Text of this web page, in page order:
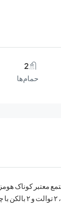
2
حمام‌ها